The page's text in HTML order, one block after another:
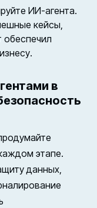
ИИ-агента.
кейсы,
обеспечил
в
этапе.
данных,